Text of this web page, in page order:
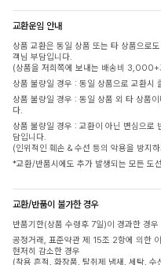
교환운임 안내
상품 교환은 동일 상품 또는 타 상품으
객님 부담입니다.
(상품을 저희쪽에 보내는 배송비
상품 불량일 경우 : 동일 상품으로 교환시
상품 불량일 경우 : 동일 상품 외 타 상품
다.
상품 불량일 경우 : 교환이 아닌 변심으
담입니다.
(인위적인 훼손 & 수선 등의 악용을 방지
*교환/반품시에도 추가 발생되는 모든 도
교환/반품이 불가한 경우
반품기한(상품 수령후 7일)이 경과한 경우
공정거래, 표준약관 제 15조 2항에 의한
현저히 감소한 경우
(착용 흔적, 화장품, 탈취제 냄새, 세탁, 수